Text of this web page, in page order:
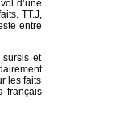
d’une
TT.J,
entre
et
les faits
français